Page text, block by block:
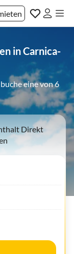
in Carnica-
eine von 6
Direkt